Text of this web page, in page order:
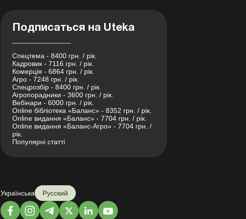
Подписаться на Uteka
Спецтема - 8400 грн. / рік.
Кадровик - 7116 грн. / рік.
Комерція - 6864 грн. / рік.
Агро - 7248 грн. / рік.
Спецрозбір - 8400 грн. / рік.
Агропорадники - 3600 грн. / рік.
Вебінари - 6000 грн. / рік.
Online бібліотека «Баланс» - 8352 грн. / рік.
Online видання «Баланс» - 7704 грн. / рік.
Online видання «Баланс-Агро» - 7704 грн. /
рік.
Популярні статті
Українська Русский